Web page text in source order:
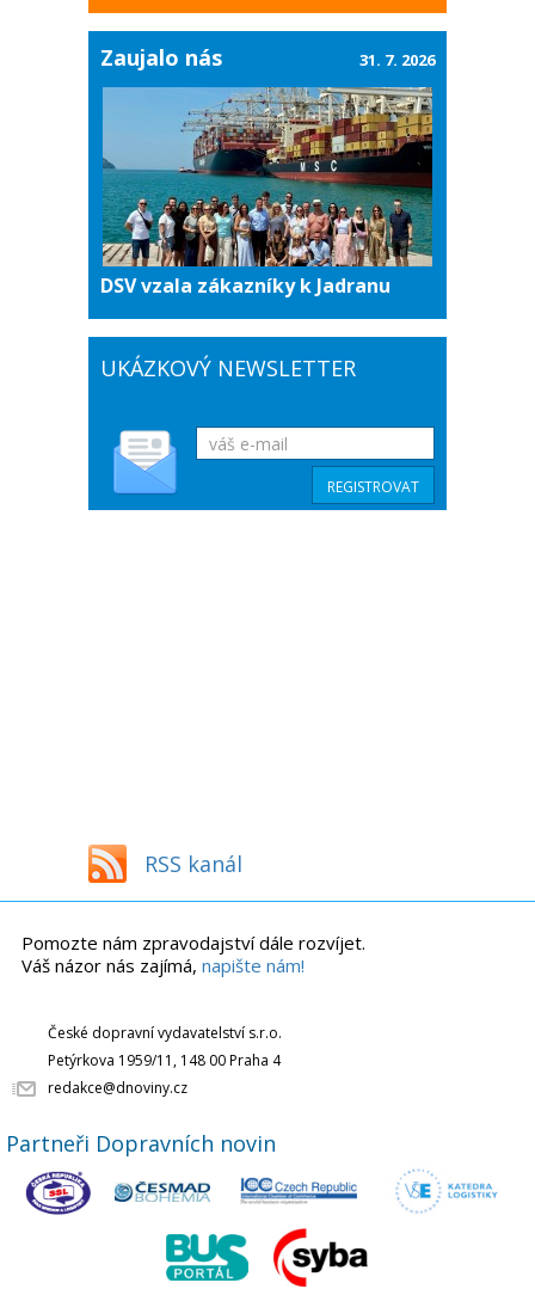
Zaujalo nás
DSV vzala zákazníky k Jadranu
31. 7. 2026
UKÁZKOVÝ NEWSLETTER
RSS kanál
Pomozte nám zpravodajství dále rozvíjet.
Váš názor nás zajímá, napište nám!
České dopravní vydavatelství s.r.o.
Petýrkova 1959/11, 148 00 Praha 4
redakce@dnoviny.cz
Partneři Dopravních novin